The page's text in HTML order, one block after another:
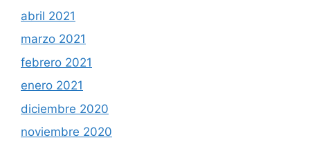
abril 2021
marzo 2021
febrero 2021
enero 2021
diciembre 2020
noviembre 2020